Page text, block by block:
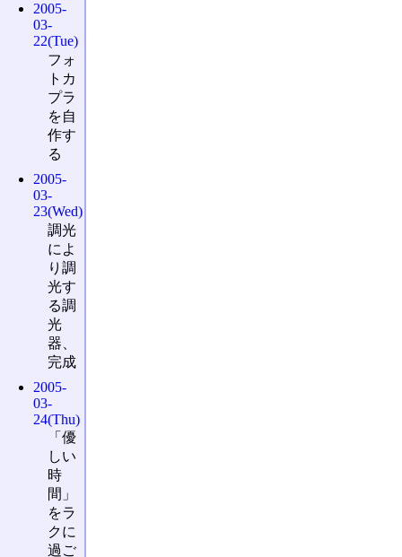
2005-
03-
22(Tue)
フォ
トカ
プラ
を自
作す
る
2005-
03-
23(Wed)
調光
によ
り調
光す
る調
光
器、
完成
2005-
03-
24(Thu)
「優
しい
時
間」
をラ
クに
過ご